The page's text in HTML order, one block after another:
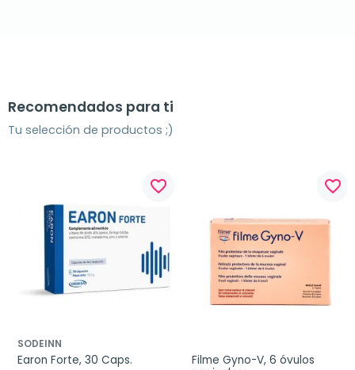
Recomendados para ti
Tu selección de productos ;)
favorite_border
SODEINN
Earon Forte, 30 Caps.
favorite_border
Filme Gyno-V, 6 óvulos